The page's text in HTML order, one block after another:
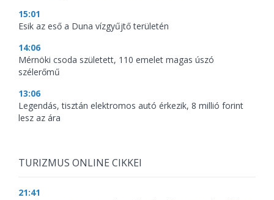
15:01
Esik az eső a Duna vízgyűjtő területén
14:06
Mérnöki csoda született, 110 emelet magas úszó
szélerőmű
13:06
Legendás, tisztán elektromos autó érkezik, 8 millió forint
lesz az ára
TURIZMUS ONLINE CIKKEI
21:41